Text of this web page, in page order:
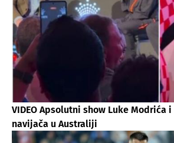
VIDEO Apsolutni show Luke Modrića
navijača u Australiji